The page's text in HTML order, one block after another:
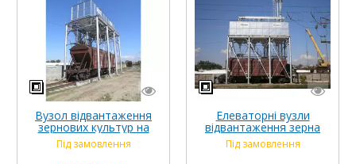
Вузол відвантаження
зернових культур на
залізничному транспорті
Під замовлення
Елеваторні вузли
відвантаження зерна
Під замовлення